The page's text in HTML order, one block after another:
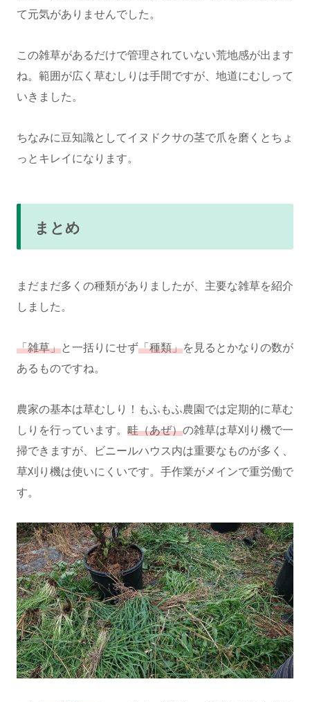
て元気がありませんでした。
この雑草があるだけで管理されていない荒地感が出ます
ね。範囲が広く草むしりは手間ですが、地道にむしって
いきました。
ちなみに豆知識としてイヌドクサの茎で爪を磨くとちょ
っとキレイになります。
まとめ
まだまだ多くの種類がありましたが、主要な雑草を紹介
しました。
「雑草」と一括りにせず「種類」を見るとかなりの数が
あるものですね。
農家の基本は草むしり！もふもふ農園では定期的に草む
しりを行っています。 畦（あぜ）の雑草は草刈り機で一
掃できますが、ビニールハウス内は重要なものが多く、
草刈り機は使いにくいです。手作業がメインで重労働で
す。